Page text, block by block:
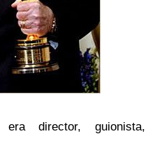
era director, guionista,